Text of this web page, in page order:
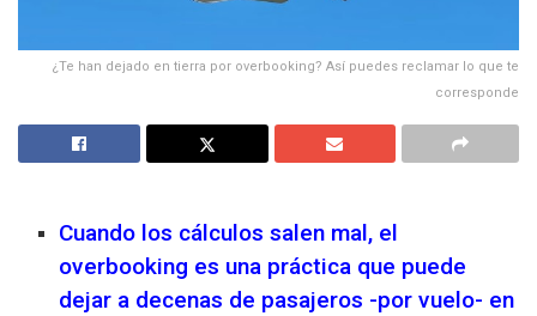
¿Te han dejado en tierra por overbooking? Así puedes reclamar lo que te
corresponde
Cuando los cálculos salen mal, el
overbooking es una práctica que puede
dejar a decenas de pasajeros -por vuelo- en